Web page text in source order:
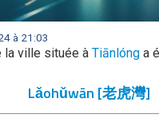
à 21:03
la ville située à Tiānlóng a
Lǎohǔwān [老虎灣]